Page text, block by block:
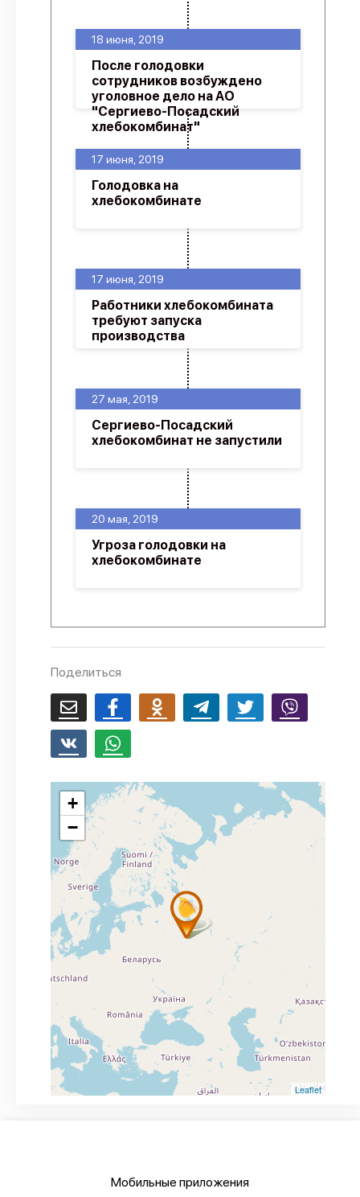
20 мая, 2019
Угроза голодовки на
хлебокомбинате
27 мая, 2019
Сергиево-Посадский
хлебокомбинат не запустили
17 июня, 2019
Работники хлебокомбината
требуют запуска
производства
17 июня, 2019
Голодовка на
хлебокомбинате
18 июня, 2019
После голодовки
сотрудников возбуждено
уголовное дело на АО
"Сергиево-Посадский
хлебокомбинат"
Поделиться
+
−
Leaflet
Мобильные приложения